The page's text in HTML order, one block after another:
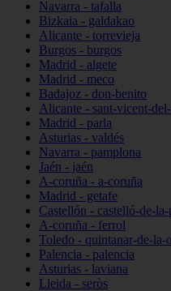
Navarra - tafalla
Bizkaia - galdakao
Alicante - torrevieja
Burgos - burgos
Madrid - algete
Madrid - meco
Badajoz - don-benito
Alicante - sant-vicent-
Madrid - parla
Asturias - valdés
Navarra - pamplona
Jaén - jaén
A-coruña - a-coruña
Madrid - getafe
Castellón - castelló-de-la-
A-coruña - ferrol
Toledo - quintanar-de-la-
Palencia - palencia
Asturias - laviana
Lleida - seròs